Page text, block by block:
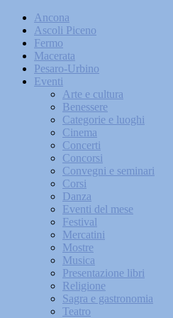
Ancona
Ascoli Piceno
Fermo
Macerata
Pesaro-Urbino
Eventi
Arte e cultura
Benessere
Categorie e luoghi
Cinema
Concerti
Concorsi
Convegni e seminari
Corsi
Danza
Eventi del mese
Festival
Mercatini
Mostre
Musica
Presentazione libri
Religione
Sagra e gastronomia
Teatro